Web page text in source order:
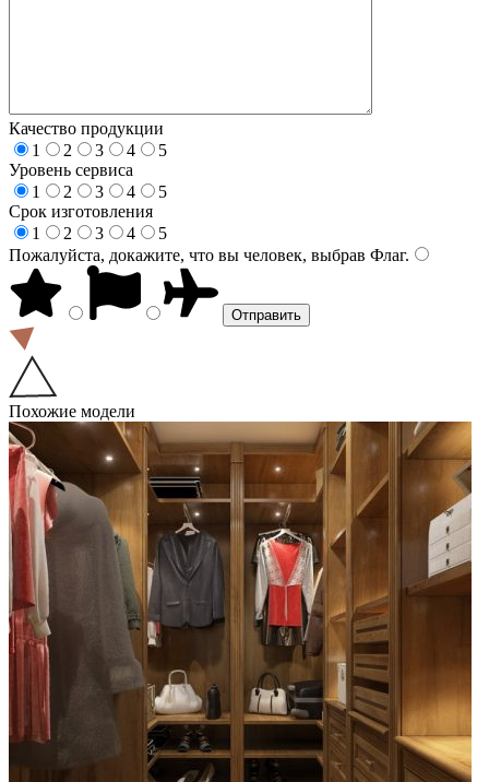
Качество продукции
1
2 3 4
5
Уровень сервиса
1
2 3 4
5
Срок изготовления
1
2 3 4
5
Пожалуйста, докажите, что вы человек, выбрав Флаг.
Похожие модели